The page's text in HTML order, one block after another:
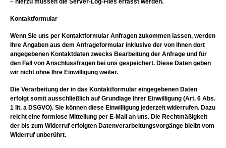
– hierzu müssen die Server-Log-Files erfasst werden.
Kontaktformular
Wenn Sie uns per Kontaktformular Anfragen zukommen lassen, werden
Ihre Angaben aus dem Anfrageformular inklusive der von Ihnen dort
angegebenen Kontaktdaten zwecks Bearbeitung der Anfrage und für
den Fall von Anschlussfragen bei uns gespeichert. Diese Daten geben
wir nicht ohne Ihre Einwilligung weiter.
Die Verarbeitung der in das Kontaktformular eingegebenen Daten
erfolgt somit ausschließlich auf Grundlage Ihrer Einwilligung (Art. 6 Abs.
1 lit. a DSGVO). Sie können diese Einwilligung jederzeit widerrufen. Dazu
reicht eine formlose Mitteilung per E-Mail an uns. Die Rechtmäßigkeit
der bis zum Widerruf erfolgten Datenverarbeitungsvorgänge bleibt vom
Widerruf unberührt.